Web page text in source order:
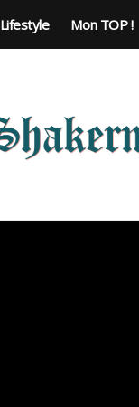
Lifestyle Mon TOP !